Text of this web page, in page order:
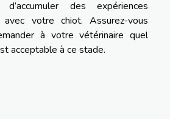
des expériences
votre chiot. Assurez-vous
à votre vétérinaire quel
acceptable à ce stade.